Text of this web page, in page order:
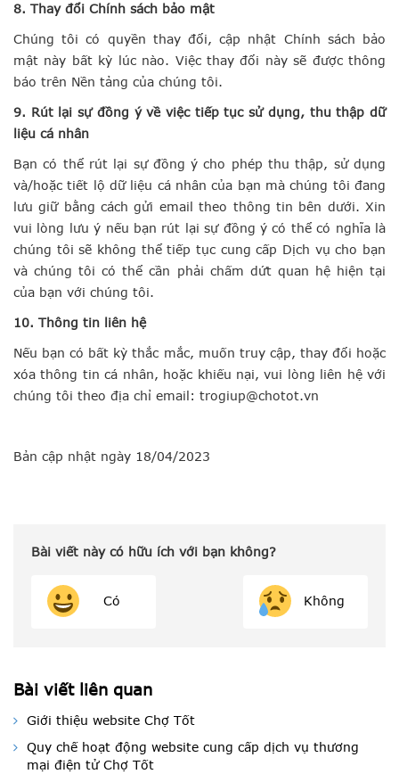
8. Thay đổi Chính sách bảo mật
Chúng tôi có quyền thay đổi, cập nhật Chính sách bảo
mật này bất kỳ lúc nào. Việc thay đổi này sẽ được thông
báo trên Nền tảng của chúng tôi.
9. Rút lại sự đồng ý về việc tiếp tục sử dụng, thu thập dữ
liệu cá nhân
Bạn có thể rút lại sự đồng ý cho phép thu thập, sử dụng
và/hoặc tiết lộ dữ liệu cá nhân của bạn mà chúng tôi đang
lưu giữ bằng cách gửi email theo thông tin bên dưới. Xin
vui lòng lưu ý nếu bạn rút lại sự đồng ý có thể có nghĩa là
chúng tôi sẽ không thể tiếp tục cung cấp Dịch vụ cho bạn
và chúng tôi có thể cần phải chấm dứt quan hệ hiện tại
của bạn với chúng tôi.
10. Thông tin liên hệ
Nếu bạn có bất kỳ thắc mắc, muốn truy cập, thay đổi hoặc
xóa thông tin cá nhân, hoặc khiếu nại, vui lòng liên hệ với
chúng tôi theo địa chỉ email: trogiup@chotot.vn
Bản cập nhật ngày 18/04/2023
Bài viết này có hữu ích với bạn không?
Có Không
Bài viết liên quan
Giới thiệu website Chợ Tốt
Quy chế hoạt động website cung cấp dịch vụ thương
mại điện tử Chợ Tốt